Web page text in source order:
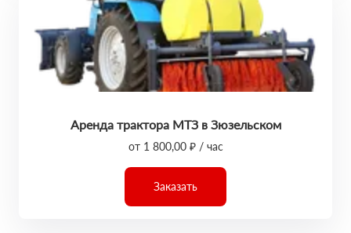
Аренда трактора МТЗ в Зюзельском
от 1 800,00 ₽ / час
Заказать